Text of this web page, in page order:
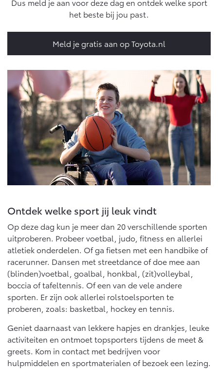
Connected
Connected Services
MyToyota login
MyToyota App
Abonnementen
Multimedia
Connected check
Navigatie updates
Dus meld je aan voor deze dag en ontdek welke sport
het beste bij jou past.
Meld je gratis aan op Toyota.nl
Ontdek welke sport jij leuk vindt
Op deze dag kun je meer dan 20 verschillende sporten
uitproberen. Probeer voetbal, judo, fitness en allerlei
atletiek onderdelen. Of ga fietsen met een handbike of
racerunner. Dansen met streetdance of doe mee aan
(blinden)voetbal, goalbal, honkbal, (zit)volleybal,
boccia of tafeltennis. Of een van de vele andere
sporten. Er zijn ook allerlei rolstoelsporten te
proberen, zoals: basketbal, hockey en tennis.
Geniet daarnaast van lekkere hapjes en drankjes, leuke
activiteiten en ontmoet topsporters tijdens de meet &
greets. Kom in contact met bedrijven voor
hulpmiddelen en sportmaterialen of bezoek een lezing.